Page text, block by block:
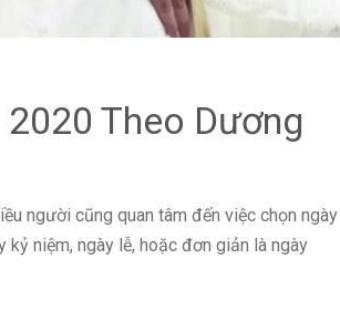
Theo Dương
người cũng quan tâm đến việc chọn ngày
niệm, ngày lễ, hoặc đơn giản là ngày